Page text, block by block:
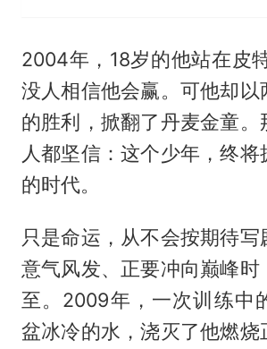
2004年，18岁的他站在皮
没人相信他会赢。可他却以
的胜利，掀翻了丹麦金童。
人都坚信：这个少年，终将
的时代。
只是命运，从不会按期待
意气风发、正要冲向巅峰时
至。2009年，一次训练中
盆冰冷的水，浇灭了他燃烧